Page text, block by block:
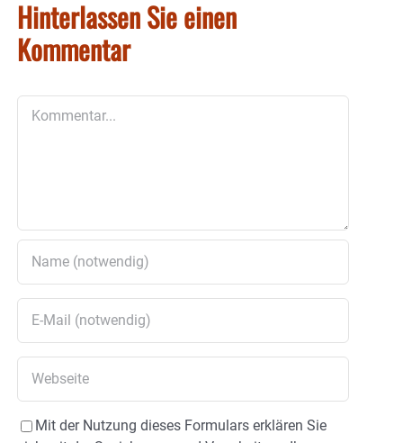
Hinterlassen Sie einen
Kommentar
Mit der Nutzung dieses Formulars erklären Sie